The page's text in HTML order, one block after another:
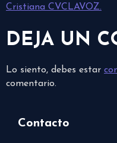
Cristiana CVCLAVOZ.
DEJA UN
Lo siento, debes estar
comentario.
Contacto